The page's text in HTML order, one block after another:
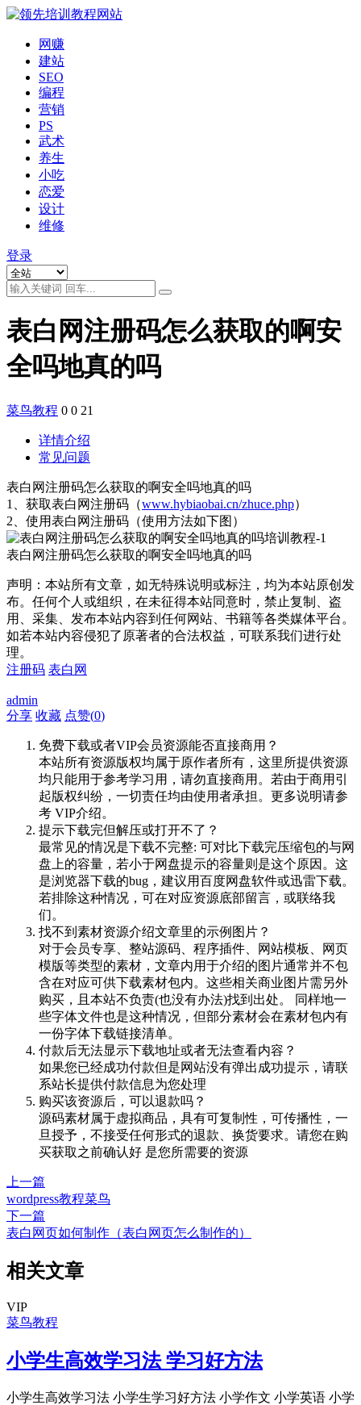
网赚
建站
SEO
编程
营销
PS
武术
养生
小吃
恋爱
设计
维修
登录
表白网注册码怎么获取的啊安
全吗地真的吗
菜鸟教程 0 0 21
详情介绍
常见问题
表白网注册码怎么获取的啊安全吗地真的吗
1、获取表白网注册码（www.hybiaobai.cn/zhuce.php）
2、使用表白网注册码（使用方法如下图）
表白网注册码怎么获取的啊安全吗地真的吗
声明：本站所有文章，如无特殊说明或标注，均为本站原创发
布。任何个人或组织，在未征得本站同意时，禁止复制、盗
用、采集、发布本站内容到任何网站、书籍等各类媒体平台。
如若本站内容侵犯了原著者的合法权益，可联系我们进行处
理。
注册码 表白网
admin
分享 收藏 点赞(0)
免费下载或者VIP会员资源能否直接商用？
本站所有资源版权均属于原作者所有，这里所提供资源
均只能用于参考学习用，请勿直接商用。若由于商用引
起版权纠纷，一切责任均由使用者承担。更多说明请参
考 VIP介绍。
提示下载完但解压或打开不了？
最常见的情况是下载不完整: 可对比下载完压缩包的与网
盘上的容量，若小于网盘提示的容量则是这个原因。这
是浏览器下载的bug，建议用百度网盘软件或迅雷下载。
若排除这种情况，可在对应资源底部留言，或联络我
们。
找不到素材资源介绍文章里的示例图片？
对于会员专享、整站源码、程序插件、网站模板、网页
模版等类型的素材，文章内用于介绍的图片通常并不包
含在对应可供下载素材包内。这些相关商业图片需另外
购买，且本站不负责(也没有办法)找到出处。 同样地一
些字体文件也是这种情况，但部分素材会在素材包内有
一份字体下载链接清单。
付款后无法显示下载地址或者无法查看内容？
如果您已经成功付款但是网站没有弹出成功提示，请联
系站长提供付款信息为您处理
购买该资源后，可以退款吗？
源码素材属于虚拟商品，具有可复制性，可传播性，一
旦授予，不接受任何形式的退款、换货要求。请您在购
买获取之前确认好 是您所需要的资源
上一篇
wordpress教程菜鸟
下一篇
表白网页如何制作（表白网页怎么制作的）
相关文章
VIP
菜鸟教程
小学生高效学习法 学习好方法
小学生高效学习法 小学生学习好方法 小学作文 小学英语 小学